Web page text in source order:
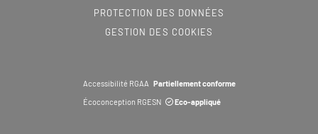
PROTECTION DES DONNÉES
GESTION DES COOKIES
Accessibilité RGAA Partiellement conforme
Écoconception RGESN
Eco-appliqué